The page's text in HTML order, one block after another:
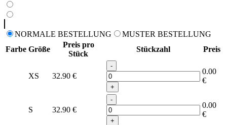
NORMALE BESTELLUNG
MUSTER BESTELLUNG
Farbe Größe
Preis pro
Stück
Stückzahl Preis
XS 32.90 €
-
+
0.00
€
S 32.90 €
-
+
0.00
€